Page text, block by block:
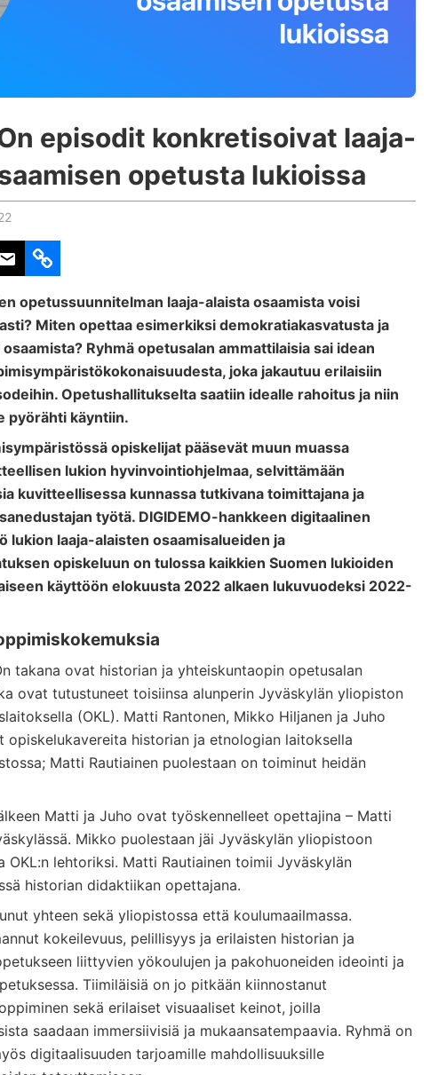
episodit konkretisoivat laaja-
opetusta lukioissa
opetussuunnitelman laaja-alaista osaamista voisi
Miten opettaa esimerkiksi demokratiakasvatusta ja
Ryhmä opetusalan ammattilaisia sai idean
joka jakautuu erilaisiin
Opetushallitukselta saatiin idealle rahoitus ja niin
pyörähti käyntiin.
opiskelijat pääsevät muun muassa
lukion hyvinvointiohjelmaa, selvittämään
kuvitteellisessa kunnassa tutkivana toimittajana ja
työtä. DIGIDEMO-hankkeen digitaalinen
lukion laaja-alaisten osaamisalueiden ja
opiskeluun on tulossa kaikkien Suomen lukioiden
käyttöön elokuusta 2022 alkaen lukuvuodeksi 2022-
takana ovat historian ja yhteiskuntaopin opetusalan
ovat tutustuneet toisiinsa alunperin Jyväskylän yliopiston
(OKL). Matti Rantonen, Mikko Hiljanen ja Juho
opiskelukavereita historian ja etnologian laitoksella
Matti Rautiainen puolestaan on toiminut heidän
Matti ja Juho ovat työskennelleet opettajina – Matti
Mikko puolestaan jäi Jyväskylän yliopistoon
OKL:n lehtoriksi. Matti Rautiainen toimii Jyväskylän
historian didaktiikan opettajana.
yhteen sekä yliopistossa että koulumaailmassa.
kokeilevuus, pelillisyys ja erilaisten historian ja
liittyvien yökoulujen ja pakohuoneiden ideointi ja
Tiimiläisiä on jo pitkään kiinnostanut
sekä erilaiset visuaaliset keinot, joilla
saadaan immersiivisiä ja mukaansatempaavia. Ryhmä on
digitaalisuuden tarjoamille mahdollisuuksille